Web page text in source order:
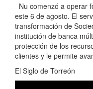
Nu comenzó a operar
este 6 de agosto. El
transformación de
institución de banca
protección de los
clientes y le permite
El Siglo de Torreón